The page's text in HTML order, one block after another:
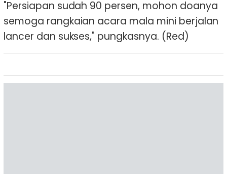
"Persiapan sudah 90 persen, mohon doanya
semoga rangkaian acara mala mini berjalan
lancer dan sukses," pungkasnya. (Red)